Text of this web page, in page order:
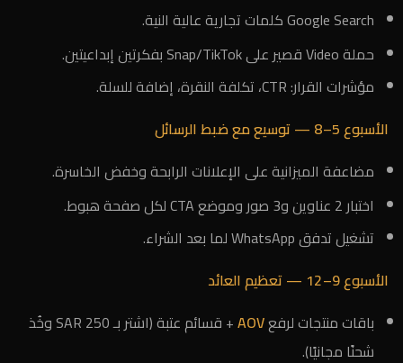
Google Search كلمات تجارية عالية النية.
حملة Video قصير على Snap/TikTok بفكرتين إبداعيتين.
مؤشرات القرار: CTR، تكلفة النقرة، إضافة للسلة.
الأسبوع 5–8 — توسيع مع ضبط الرسائل
مضاعفة الميزانية على الإعلانات الرابحة وخفض الخاسرة.
اختبار 2 عناوين و3 صور وموضع CTA لكل صفحة هبوط.
تشغيل تدفق WhatsApp لما بعد الشراء.
الأسبوع 9–12 — تعظيم العائد
باقات منتجات لرفعAOV
+ قسائم عتبة (اشتر بـ 250 SAR وخُذ
شحنًا مجانيًا).